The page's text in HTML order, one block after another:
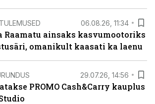
06.08.26, 11:34
Raamatu ainsaks kasvumootoriks
omanikult kaasati ka laenu
29.07.26, 14:56
PROMO Cash&Carry kauplus